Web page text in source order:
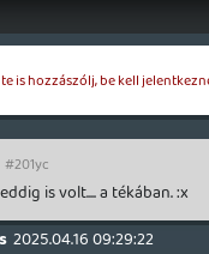
is hozzászólj, be kell
#201yc
is volt.... a tékában. :x
2025.04.16 09:29:22